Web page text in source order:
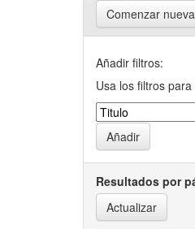
Comenzar
Añadir filtros:
Usa los filtros
Resultados por